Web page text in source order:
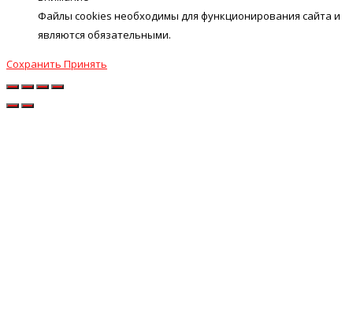
Файлы cookies необходимы для функционирования сайта и
являются обязательными.
Сохранить Принять